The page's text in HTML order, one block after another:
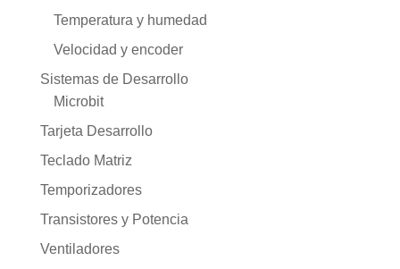
Temperatura y humedad
Velocidad y encoder
Sistemas de Desarrollo
Microbit
Tarjeta Desarrollo
Teclado Matriz
Temporizadores
Transistores y Potencia
Ventiladores